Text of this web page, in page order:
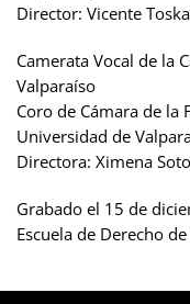
Director: Vicente
Camerata Vocal de la
Valparaíso
Coro de Cámara de la
Universidad de
Directora: Ximena
Grabado el 15 de
Escuela de Derecho